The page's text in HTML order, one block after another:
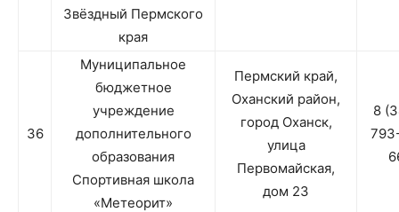
Звёздный Пермского
края
36
Муниципальное
бюджетное
учреждение
дополнительного
образования
Спортивная школа
«Метеорит»
Пермский край,
Оханский район,
город Оханск,
улица
Первомайская,
дом 23
8